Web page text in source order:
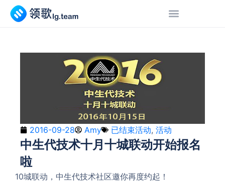
2016-09-28 Amy 已结束活动, 活动
中生代技术十月十城联动开始报名
啦
10城联动，中生代技术社区邀你再度约起！